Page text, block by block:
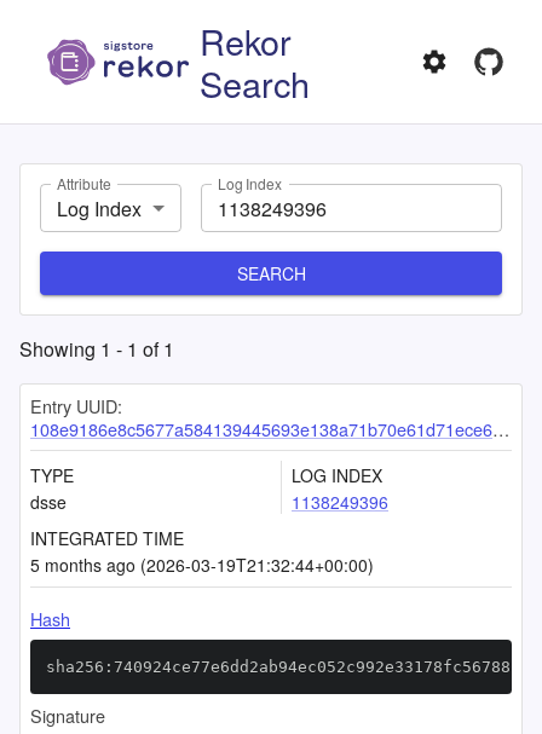
Rekor
Search
Attribute
Log Index
Log Index
SEARCH
Showing 1 - 1 of1
Entry UUID:
108e9186e8c5677a584139445693e138a71b70e61d71ece6dc7d7ffe9ca636568394dc945671965f
TYPE
dsse
LOG INDEX
1138249396
INTEGRATED TIME
5 months ago (2026-03-19T21:32:44+00:00)
Hash
Signature